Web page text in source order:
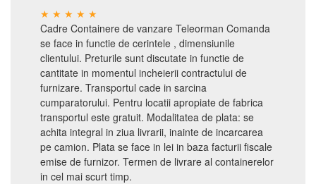
Cadre Containere de vanzare Teleorman Comanda
se face in functie de cerintele , dimensiunile
clientului. Preturile sunt discutate in functie de
cantitate in momentul incheierii contractului de
furnizare. Transportul cade in sarcina
cumparatorului. Pentru locatii apropiate de fabrica
transportul este gratuit. Modalitatea de plata: se
achita integral in ziua livrarii, inainte de incarcarea
pe camion. Plata se face in lei in baza facturii fiscale
emise de furnizor. Termen de livrare al containerelor
in cel mai scurt timp.